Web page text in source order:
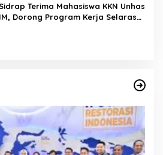
Terima Mahasiswa KKN Unhas
Dorong Program Kerja Selaras